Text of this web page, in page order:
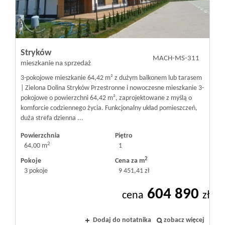
Stryków
mieszkanie na sprzedaż
MACH-MS-311
3-pokojowe mieszkanie 64,42 m² z dużym balkonem lub tarasem
| Zielona Dolina Stryków Przestronne i nowoczesne mieszkanie 3-
pokojowe o powierzchni 64,42 m², zaprojektowane z myślą o
komforcie codziennego życia. Funkcjonalny układ pomieszczeń,
duża strefa dzienna ...
Powierzchnia
64,00 m2
Piętro
1
Pokoje
3 pokoje
Cena za m2
9 451,41 zł
cena 604 890 zł
Dodaj do notatnika zobacz więcej